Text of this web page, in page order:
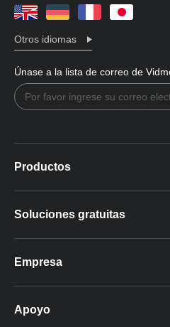
Otros idiomas
Únase a la lista de correo de
Productos
Soluciones gratuitas
Empresa
Apoyo